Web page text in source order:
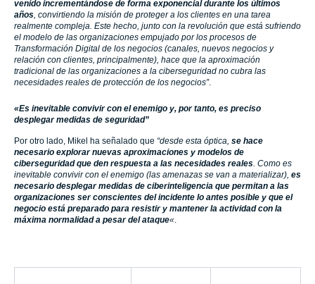
negocio está preparado para resistir y mantener la actividad con la
máxima normalidad a pesar del ataque «.
“Ciberseguridad:
Football leaks -Ataque
y Defensa”, robo de
información en el
mundo del fútbol
InnoTec
presencia en
el Congreso
“Navaja
Negra
“La Ciberseguridad:
una responsabilidad
de Todos”, Félix
Muñoz ponente en
ISACA Madrid